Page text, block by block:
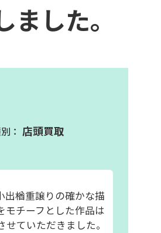
した。
店頭買取
出楢重譲りの確かな描
モチーフとした作品は
ていただきました。